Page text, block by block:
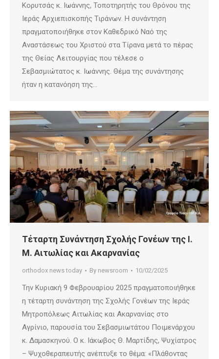
Κορυτσάς κ. Ιωάννης, Τοποτηρητής του Θρόνου της
Ιεράς Αρχιεπισκοπής Τιράνων. Η συνάντηση
πραγματοποιήθηκε στον Καθεδρικό Ναό της
Αναστάσεως του Χριστού στα Τίρανα μετά το πέρας
της Θείας Λειτουργίας που τέλεσε ο
Σεβασμιώτατος κ. Ιωάννης. Θέμα της συνάντησης
ήταν η κατανόηση της…
Τέταρτη Συνάντηση Σχολής Γονέων της Ι.
Μ. Αιτωλίας και Ακαρνανίας
orthodox news today By newsroom 10/02/2025
Την Κυριακή 9 Φεβρουαρίου 2025 πραγματοποιήθηκε
η τέταρτη συνάντηση της Σχολής Γονέων της Ιεράς
Μητροπόλεως Αιτωλίας και Ακαρνανίας στο
Αγρίνιο, παρουσία του Σεβασμιωτάτου Ποιμενάρχου
κ. Δαμασκηνού. Ο κ. Ιάκωβος Θ. Μαρτίδης, Ψυχίατρος
– Ψυχοθεραπευτής ανέπτυξε το θέμα: «Πλάθοντας